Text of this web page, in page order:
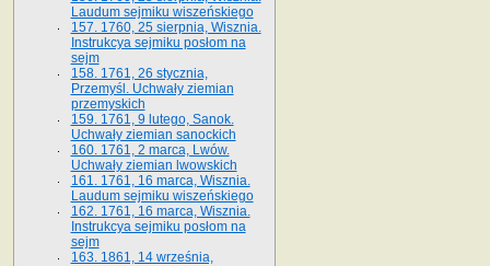
Laudum sejmiku wiszeńskiego
157. 1760, 25 sierpnia, Wisznia.
Instrukcya sejmiku posłom na
sejm
158. 1761, 26 stycznia,
Przemyśl. Uchwały ziemian
przemyskich
159. 1761, 9 lutego, Sanok.
Uchwały ziemian sanockich
160. 1761, 2 marca, Lwów.
Uchwały ziemian lwowskich
161. 1761, 16 marca, Wisznia.
Laudum sejmiku wiszeńskiego
162. 1761, 16 marca, Wisznia.
Instrukcya sejmiku posłom na
sejm
163. 1861, 14 września,